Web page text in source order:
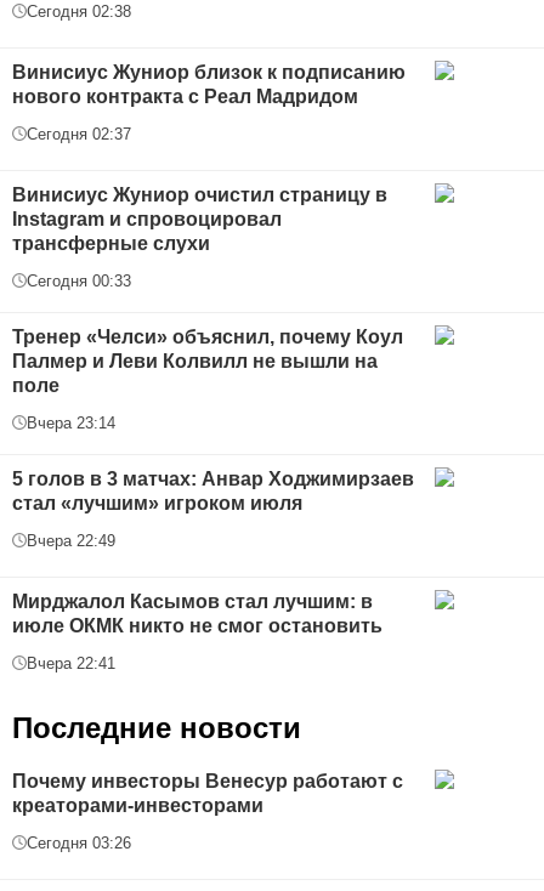
Сегодня 02:38
Винисиус Жуниор близок к подписанию
нового контракта с Реал Мадридом
Сегодня 02:37
Винисиус Жуниор очистил страницу в
Instagram и спровоцировал
трансферные слухи
Сегодня 00:33
Тренер «Челси» объяснил, почему Коул
Палмер и Леви Колвилл не вышли на
поле
Вчера 23:14
5 голов в 3 матчах: Анвар Ходжимирзаев
стал «лучшим» игроком июля
Вчера 22:49
Мирджалол Касымов стал лучшим: в
июле ОКМК никто не смог остановить
Вчера 22:41
Последние новости
Почему инвесторы Венесур работают с
креаторами-инвесторами
Сегодня 03:26